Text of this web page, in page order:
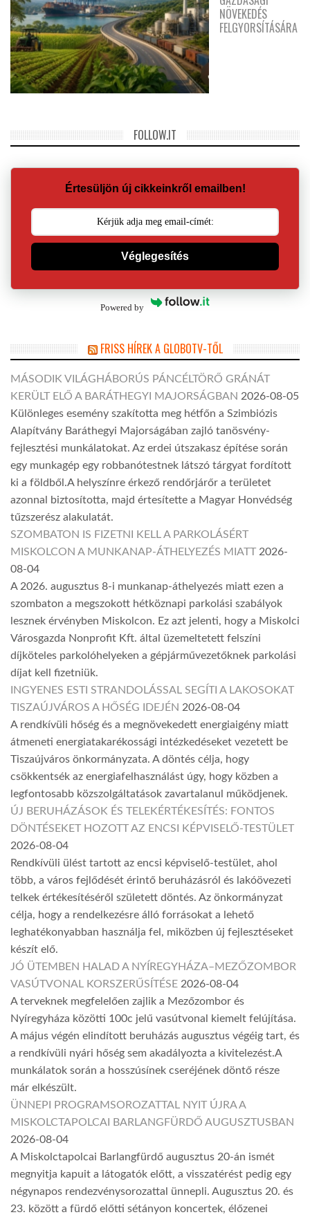
NÖVEKEDÉS
FELGYORSÍTÁSÁRA
FOLLOW.IT
Értesüljön új cikkeinkről emailben!
Véglegesítés
Powered by
FRISS HÍREK A GLOBOTV-TŐL
MÁSODIK VILÁGHÁBORÚS PÁNCÉLTÖRŐ GRÁNÁT
KERÜLT ELŐ A BARÁTHEGYI MAJORSÁGBAN 2026-08-05
Különleges esemény szakította meg hétfőn a Szimbiózis
Alapítvány Baráthegyi Majorságában zajló tanösvény-
fejlesztési munkálatokat. Az erdei útszakasz építése során
egy munkagép egy robbanótestnek látszó tárgyat fordított
ki a földből.A helyszínre érkező rendőrjárőr a területet
azonnal biztosította, majd értesítette a Magyar Honvédség
tűzszerész alakulatát.
SZOMBATON IS FIZETNI KELL A PARKOLÁSÉRT
MISKOLCON A MUNKANAP-ÁTHELYEZÉS MIATT 2026-
08-04
A 2026. augusztus 8-i munkanap-áthelyezés miatt ezen a
szombaton a megszokott hétköznapi parkolási szabályok
lesznek érvényben Miskolcon. Ez azt jelenti, hogy a Miskolci
Városgazda Nonprofit Kft. által üzemeltetett felszíni
díjköteles parkolóhelyeken a gépjárművezetőknek parkolási
díjat kell fizetniük.
INGYENES ESTI STRANDOLÁSSAL SEGÍTI A LAKOSOKAT
TISZAÚJVÁROS A HŐSÉG IDEJÉN 2026-08-04
A rendkívüli hőség és a megnövekedett energiaigény miatt
átmeneti energiatakarékossági intézkedéseket vezetett be
Tiszaújváros önkormányzata. A döntés célja, hogy
csökkentsék az energiafelhasználást úgy, hogy közben a
legfontosabb közszolgáltatások zavartalanul működjenek.
ÚJ BERUHÁZÁSOK ÉS TELEKÉRTÉKESÍTÉS: FONTOS
DÖNTÉSEKET HOZOTT AZ ENCSI KÉPVISELŐ-TESTÜLET
2026-08-04
Rendkívüli ülést tartott az encsi képviselő-testület, ahol
több, a város fejlődését érintő beruházásról és lakóövezeti
telkek értékesítéséről született döntés. Az önkormányzat
célja, hogy a rendelkezésre álló forrásokat a lehető
leghatékonyabban használja fel, miközben új fejlesztéseket
készít elő.
JÓ ÜTEMBEN HALAD A NYÍREGYHÁZA–MEZŐZOMBOR
VASÚTVONAL KORSZERŰSÍTÉSE 2026-08-04
A terveknek megfelelően zajlik a Mezőzombor és
Nyíregyháza közötti 100c jelű vasútvonal kiemelt felújítása.
A május végén elindított beruházás augusztus végéig tart, és
a rendkívüli nyári hőség sem akadályozta a kivitelezést.A
munkálatok során a hosszúsínek cseréjének döntő része
már elkészült.
ÜNNEPI PROGRAMSOROZATTAL NYIT ÚJRA A
MISKOLCTAPOLCAI BARLANGFÜRDŐ AUGUSZTUSBAN
2026-08-04
A Miskolctapolcai Barlangfürdő augusztus 20-án ismét
megnyitja kapuit a látogatók előtt, a visszatérést pedig egy
négynapos rendezvénysorozattal ünnepli. Augusztus 20. és
23. között a fürdő előtti sétányon koncertek, élőzenei